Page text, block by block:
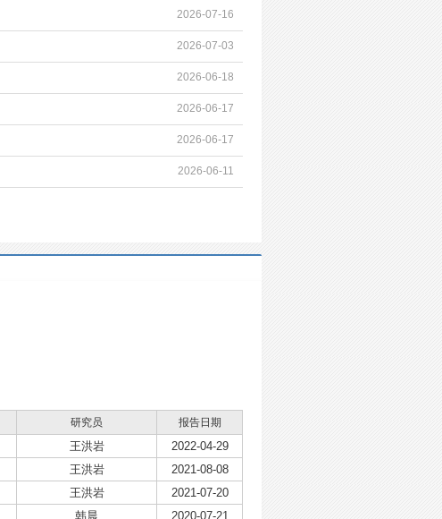
2026-07-16
2026-07-03
2026-06-18
2026-06-17
2026-06-17
2026-06-11
研究员 报告日期
王洪岩
2022-04-29
王洪岩
2021-08-08
王洪岩
2021-07-20
韩晨 2020-07-21